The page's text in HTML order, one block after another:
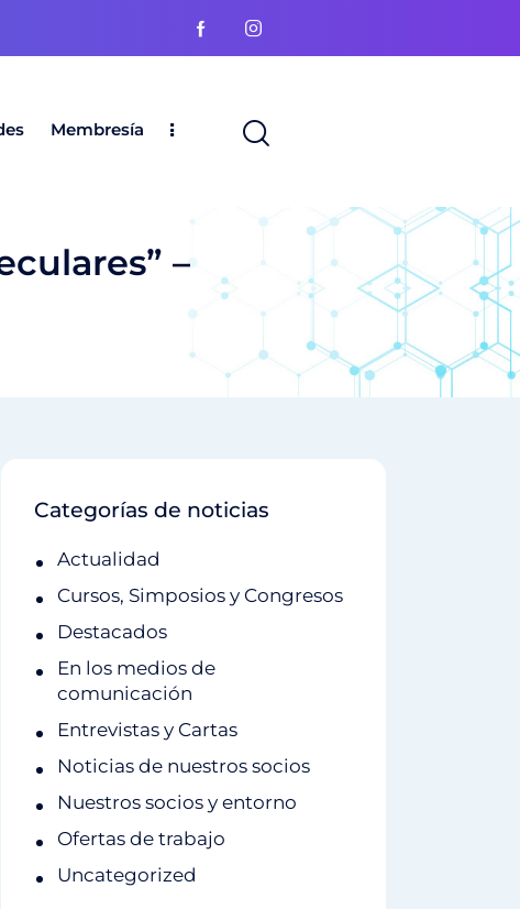
Membresía
–
Categorías de noticias
Actualidad
Cursos, Simposios y Congresos
Destacados
En los medios de
comunicación
Entrevistas y Cartas
Noticias de nuestros socios
Nuestros socios y entorno
Ofertas de trabajo
Uncategorized